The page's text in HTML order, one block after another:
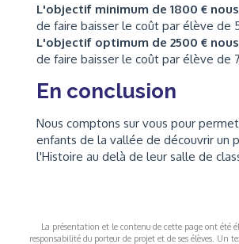
L'objectif minimum de 1800 €
de faire baisser le coût par élève de
L'objectif optimum de 2500 €
de faire baisser le coût par élève de
En conclusion
Nous comptons sur vous pour
enfants de la vallée de découvrir un
l'Histoire au delà de leur salle de
La présentation et le contenu de cette page ont été
responsabilité du porteur de projet et de ses élèves. Un